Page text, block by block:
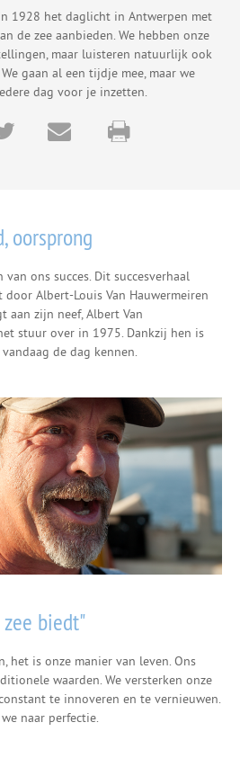
1928 het daglicht in Antwerpen met
de zee aanbieden. We hebben onze
maar luisteren natuurlijk ook
gaan al een tijdje mee, maar we
dag voor je inzetten.
oorsprong
ons succes. Dit succesverhaal
Albert-Louis Van Hauwermeiren
aan zijn neef, Albert Van
stuur over in 1975. Dankzij hen is
de dag kennen.
biedt"
het is onze manier van leven. Ons
waarden. We versterken onze
te innoveren en te vernieuwen.
naar perfectie.